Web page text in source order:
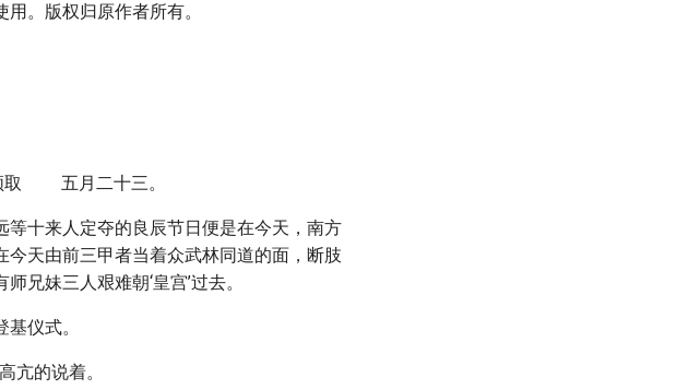
。版权归原作者所有。
取 五月二十三。
十来人定夺的良辰节日便是在今天，南方
天由前三甲者当着众武林同道的面，断肢
兄妹三人艰难朝‘皇宫’过去。
仪式。
亢的说着。